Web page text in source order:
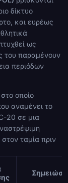
δίκτυο
και ευρέως
ως
του παραμένουν
περιόδων
οποίο
αναμένει το
20 σε μια
ταμία πριν